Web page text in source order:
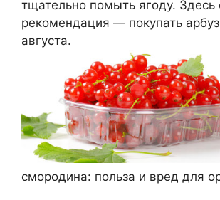
тщательно помыть ягоду. Здесь
рекомендация — покупать
августа.
смородина: польза и вред для